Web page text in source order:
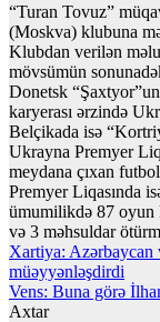
“Turan Tovuz”
(Moskva) klubuna
Klubdan verilən
mövsümün
Donetsk
karyerası ərzində
Belçikada isə
Ukrayna Premyer
meydana çıxan
Premyer Liqasında
ümumilikdə 87 oyun
və 3 məhsuldar
Yazı
naviqasiyası
Xartiya: Azərbaycan
müəyyənləşdirdi
Vens: Buna görə
Axtar